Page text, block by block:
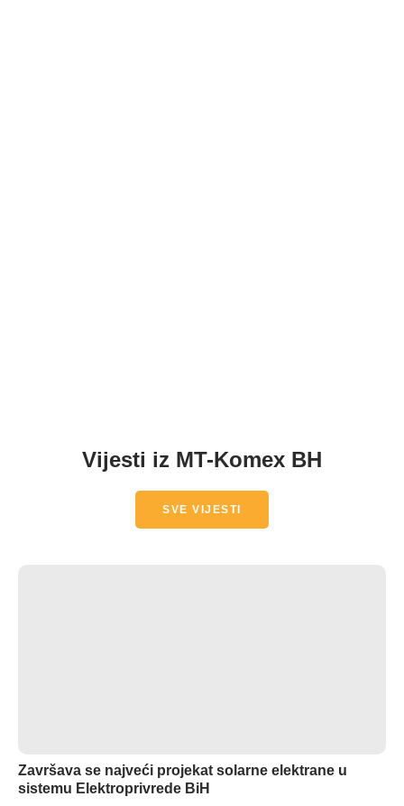
Vijesti iz MT-Komex BH
SVE VIJESTI
Završava se najveći projekat solarne elektrane u
sistemu Elektroprivrede BiH